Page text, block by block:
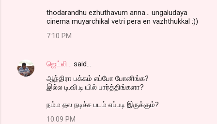
thodarandhu ezhuthavum anna... ungaludaya
cinema muyarchikal vetri pera en vazhthukkal :))
7:10 PM
ஜெட்லி...
said…
ஆந்திரா பக்கம் எப்போ போனிங்க?
இல்ல டி.வி.டி யில் பார்த்திங்களா?
நம்ம தல நடிச்ச படம் எப்படி இருக்கும்?
10:09 PM